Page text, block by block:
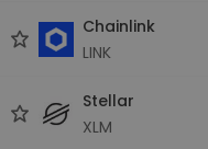
Chainlink
LINK
Stellar
XLM